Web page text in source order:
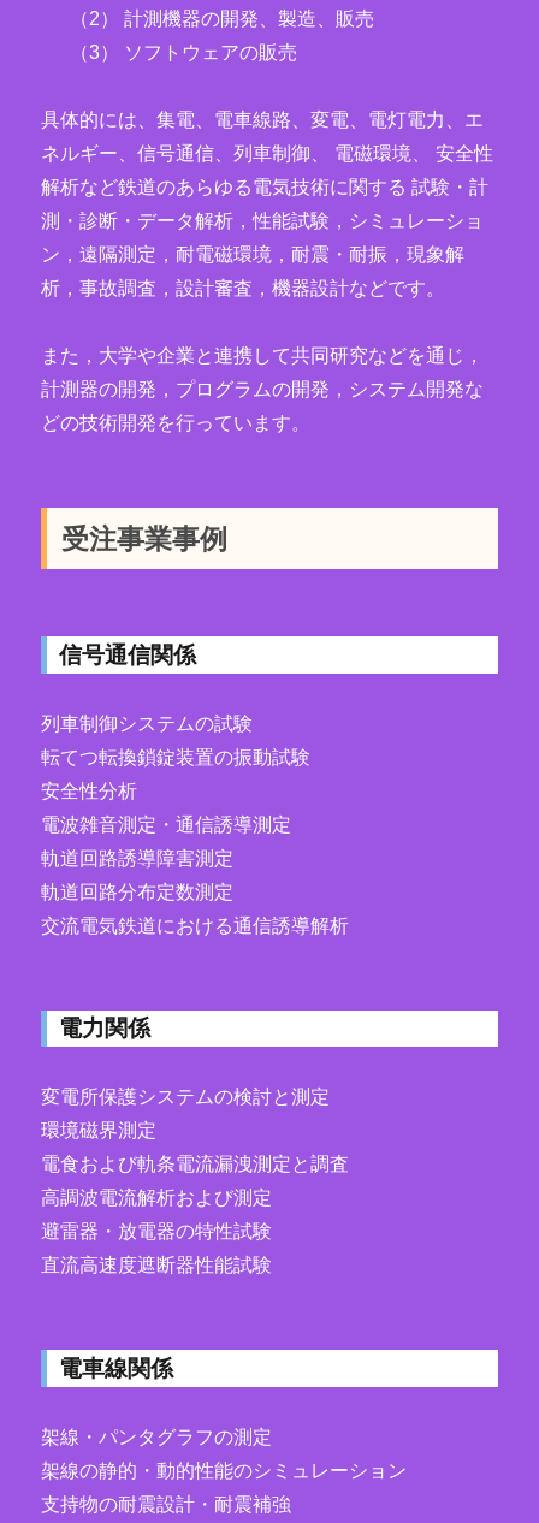
（2） 計測機器の開発、製造、販売
（3） ソフトウェアの販売
具体的には、集電、電車線路、変電、電灯電力、エ
ネルギー、信号通信、列車制御、 電磁環境、 安全性
解析など鉄道のあらゆる電気技術に関する 試験・計
測・診断・データ解析，性能試験，シミュレーショ
ン，遠隔測定，耐電磁環境，耐震・耐振，現象解
析，事故調査，設計審査，機器設計などです。
また，大学や企業と連携して共同研究などを通じ，
計測器の開発，プログラムの開発，システム開発な
どの技術開発を行っています。
受注事業事例
信号通信関係
列車制御システムの試験
転てつ転換鎖錠装置の振動試験
安全性分析
電波雑音測定・通信誘導測定
軌道回路誘導障害測定
軌道回路分布定数測定
交流電気鉄道における通信誘導解析
電力関係
変電所保護システムの検討と測定
環境磁界測定
電食および軌条電流漏洩測定と調査
高調波電流解析および測定
避雷器・放電器の特性試験
直流高速度遮断器性能試験
電車線関係
架線・パンタグラフの測定
架線の静的・動的性能のシミュレーション
支持物の耐震設計・耐震補強